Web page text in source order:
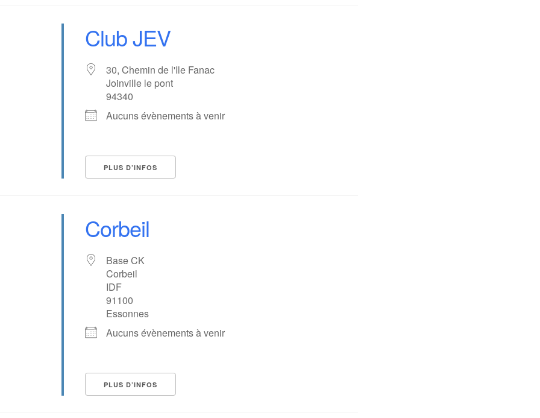
Club JEV
30, Chemin de l'Ile Fanac
Joinville le pont
94340
Aucuns évènements à venir
PLUS D’INFOS
Corbeil
Base CK
Corbeil
IDF
91100
Essonnes
Aucuns évènements à venir
PLUS D’INFOS